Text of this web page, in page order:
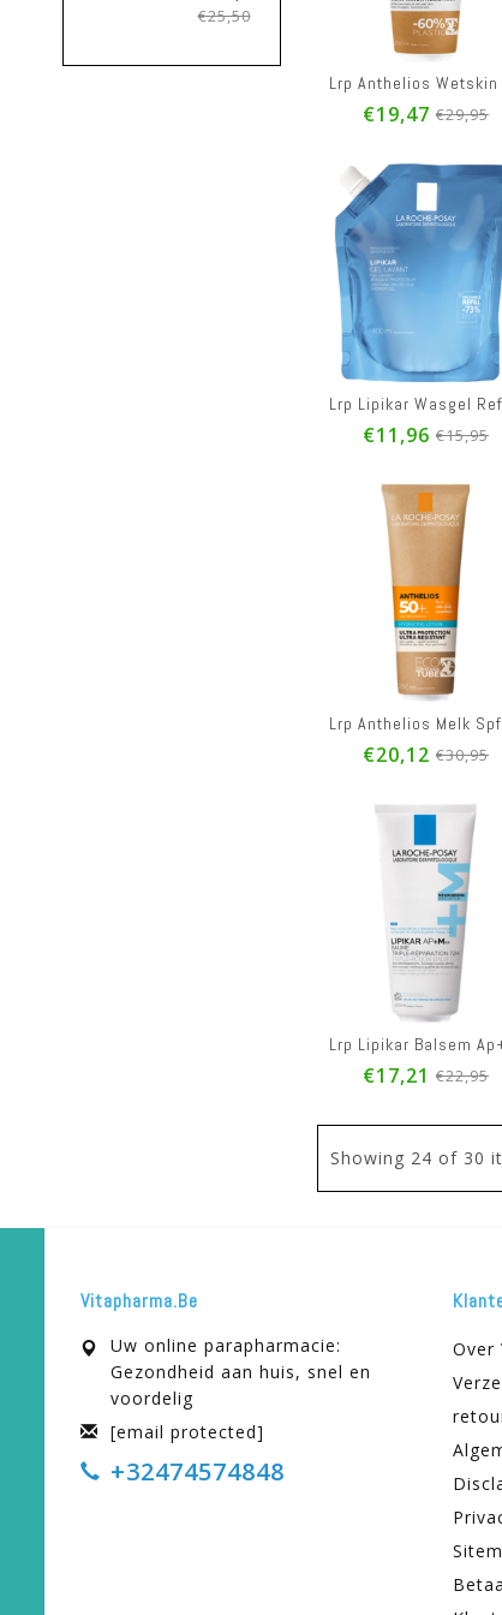
€29,95
€19,47 €29,95
€11,96 €15,95
€20,12 €30,95
€17,21 €22,95
Showing 24 of 30
Vitapharma.be
Uw online parapharmacie:
Gezondheid aan huis, snel en
voordelig
[email protected]
+32474574848
Over